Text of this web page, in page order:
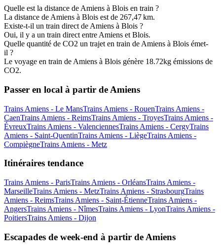
Quelle est la distance de Amiens à Blois en train ?
La distance de Amiens à Blois est de 267,47 km.
Existe-t-il un train direct de Amiens à Blois ?
Oui, il y a un train direct entre Amiens et Blois.
Quelle quantité de CO2 un trajet en train de Amiens à Blois émet-
il ?
Le voyage en train de Amiens à Blois génère 18.72kg émissions de
CO2.
Passer en local à partir de Amiens
Trains Amiens - Le MansTrains Amiens - RouenTrains Amiens -
CaenTrains Amiens - ReimsTrains Amiens - TroyesTrains Amiens -
ÉvreuxTrains Amiens - ValenciennesTrains Amiens - CergyTrains
Amiens - Saint-QuentinTrains Amiens - LiègeTrains Amiens -
CompiègneTrains Amiens - Metz
Itinéraires tendance
Trains Amiens - ParisTrains Amiens - OrléansTrains Amiens -
MarseilleTrains Amiens - MetzTrains Amiens - StrasbourgTrains
Amiens - ReimsTrains Amiens - Saint-ÉtienneTrains Amiens -
AngersTrains Amiens - NîmesTrains Amiens - LyonTrains Amiens -
PoitiersTrains Amiens - Dijon
Escapades de week-end à partir de Amiens